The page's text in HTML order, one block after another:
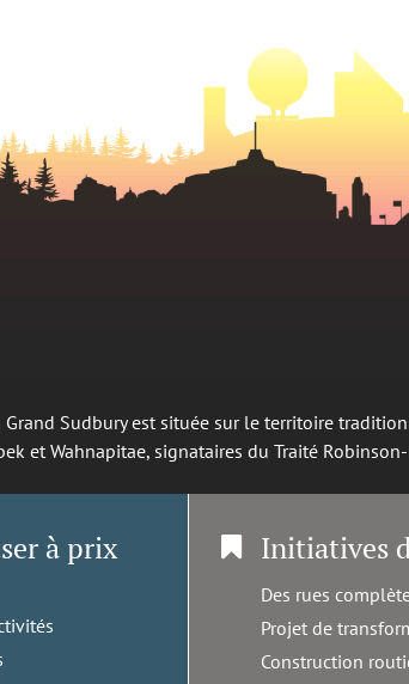
Sudbury est située sur le territoire
et Wahnapitae, signataires du Traité
à prix
Initiatives
Des rues
Projet de
Construction